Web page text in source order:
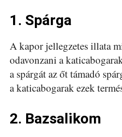
1. Spárga
A kapor jellegzetes illata
odavonzani a
a spárgát az őt támadó
a katicabogarak ezek
2. Bazsalikom